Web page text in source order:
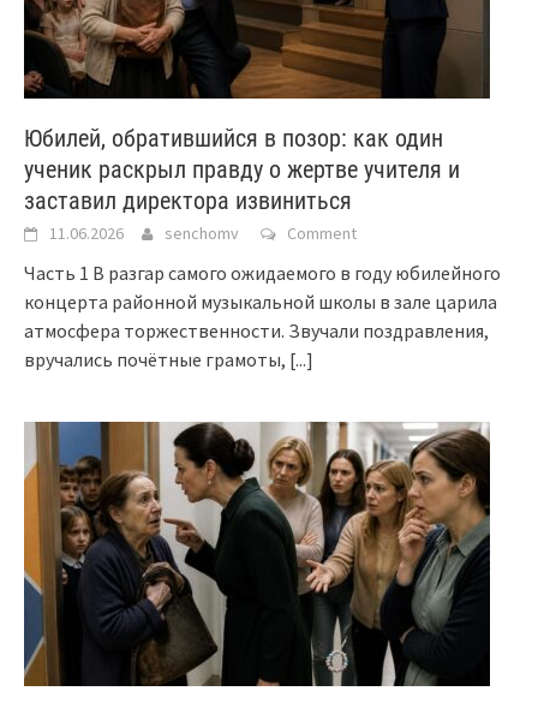
Юбилей, обратившийся в позор: как один
ученик раскрыл правду о жертве учителя и
заставил директора извиниться
11.06.2026 senchomv Comment
Часть 1 В разгар самого ожидаемого в году юбилейного
концерта районной музыкальной школы в зале царила
атмосфера торжественности. Звучали поздравления,
вручались почётные грамоты, [...]